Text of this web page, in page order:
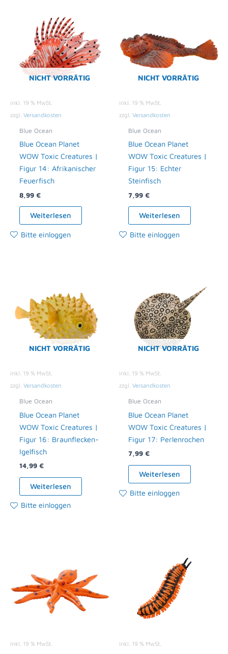
NICHT VORRÄTIG
inkl. 19 % MwSt.
zzgl. Versandkosten
Blue Ocean
Blue Ocean Planet
WOW Toxic Creatures |
Figur 14: Afrikanischer
Feuerfisch
8,99 €
Weiterlesen
Bitte einloggen
NICHT VORRÄTIG
inkl. 19 % MwSt.
zzgl. Versandkosten
Blue Ocean
Blue Ocean Planet
WOW Toxic Creatures |
Figur 15: Echter
Steinfisch
7,99 €
Weiterlesen
Bitte einloggen
NICHT VORRÄTIG
inkl. 19 % MwSt.
zzgl. Versandkosten
Blue Ocean
Blue Ocean Planet
WOW Toxic Creatures |
Figur 16: Braunflecken-
Igelfisch
14,99 €
Weiterlesen
Bitte einloggen
NICHT VORRÄTIG
inkl. 19 % MwSt.
zzgl. Versandkosten
Blue Ocean
Blue Ocean Planet
WOW Toxic Creatures |
Figur 17: Perlenrochen
7,99 €
Weiterlesen
Bitte einloggen
inkl. 19 % MwSt.
inkl. 19 % MwSt.